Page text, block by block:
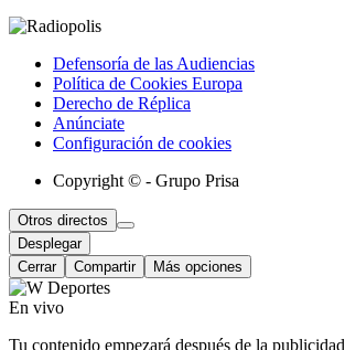
Defensoría de las Audiencias
Política de Cookies Europa
Derecho de Réplica
Anúnciate
Configuración de cookies
Copyright © - Grupo Prisa
Otros directos
Desplegar
Cerrar
Compartir Más opciones
En vivo
Tu contenido empezará después de la publicidad